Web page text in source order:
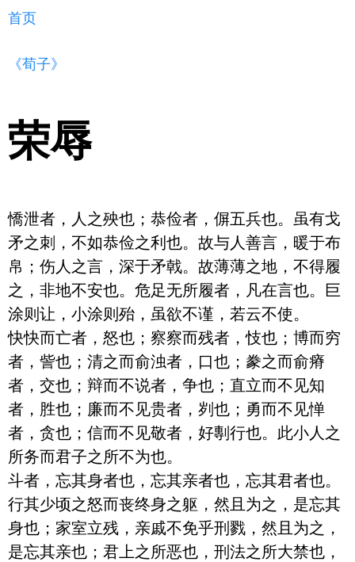
首页
《荀子》
荣辱
憍泄者，人之殃也；恭俭者，偋五兵也。虽有戈
矛之刺，不如恭俭之利也。故与人善言，暖于布
帛；伤人之言，深于矛戟。故薄薄之地，不得履
之，非地不安也。危足无所履者，凡在言也。巨
涂则让，小涂则殆，虽欲不谨，若云不使。
快快而亡者，怒也；察察而残者，忮也；博而穷
者，訾也；清之而俞浊者，口也；豢之而俞瘠
者，交也；辩而不说者，争也；直立而不见知
者，胜也；廉而不见贵者，刿也；勇而不见惮
者，贪也；信而不见敬者，好剸行也。此小人之
所务而君子之所不为也。
斗者，忘其身者也，忘其亲者也，忘其君者也。
行其少顷之怒而丧终身之躯，然且为之，是忘其
身也；家室立残，亲戚不免乎刑戮，然且为之，
是忘其亲也；君上之所恶也，刑法之所大禁也，